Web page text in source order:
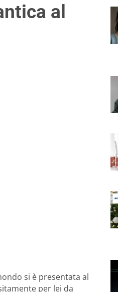
al
si è presentata al
per lei da